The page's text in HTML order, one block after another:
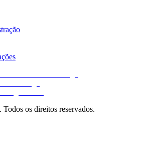
os direitos reservados.